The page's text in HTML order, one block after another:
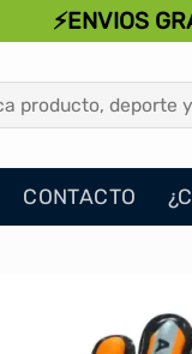
⚡ENVIOS
CONTACTO